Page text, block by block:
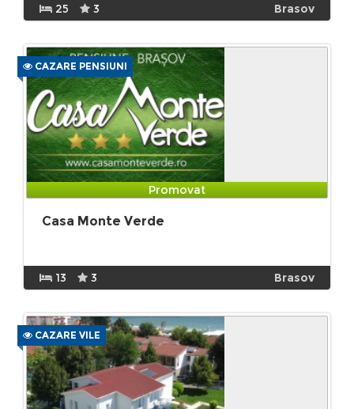
25 3 Brasov
CAZARE PENSIUNI
Promovat
Casa Monte Verde
13 3 Brasov
CAZARE VILE